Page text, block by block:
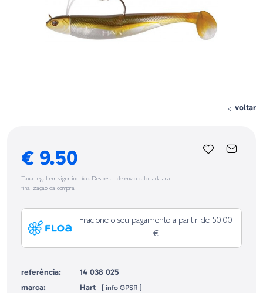
voltar
€ 9.50
Taxa legal em vigor incluído. Despesas de envio calculadas na
finalização da compra.
Fracione o seu pagamento a partir de 50,00
€
referência:
14 038 025
marca:
Hart [ info GPSR ]